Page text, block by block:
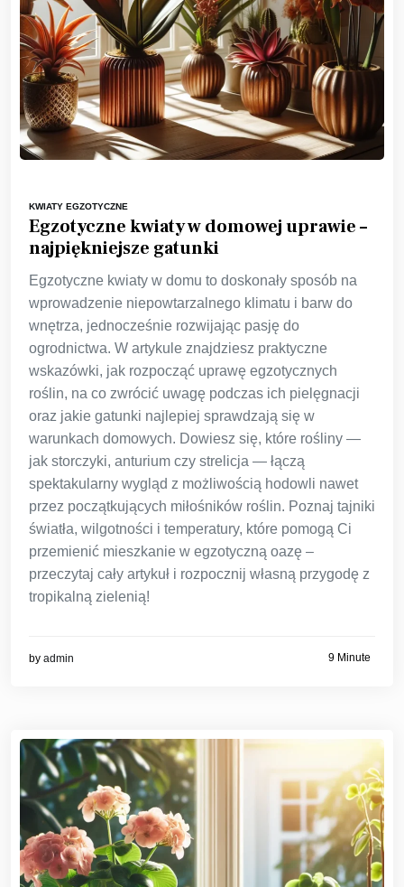
KWIATY EGZOTYCZNE
Egzotyczne kwiaty w domowej uprawie –
najpiękniejsze gatunki
Egzotyczne kwiaty w domu to doskonały sposób na
wprowadzenie niepowtarzalnego klimatu i barw do
wnętrza, jednocześnie rozwijając pasję do
ogrodnictwa. W artykule znajdziesz praktyczne
wskazówki, jak rozpocząć uprawę egzotycznych
roślin, na co zwrócić uwagę podczas ich pielęgnacji
oraz jakie gatunki najlepiej sprawdzają się w
warunkach domowych. Dowiesz się, które rośliny —
jak storczyki, anturium czy strelicja — łączą
spektakularny wygląd z możliwością hodowli nawet
przez początkujących miłośników roślin. Poznaj tajniki
światła, wilgotności i temperatury, które pomogą Ci
przemienić mieszkanie w egzotyczną oazę –
przeczytaj cały artykuł i rozpocznij własną przygodę z
tropikalną zielenią!
by admin 9 Minute